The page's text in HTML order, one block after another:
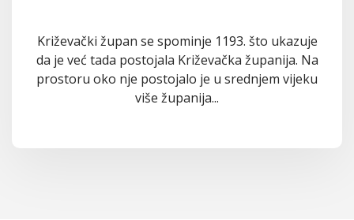
Križevački župan se spominje 1193. što ukazuje
da je već tada postojala Križevačka županija. Na
prostoru oko nje postojalo je u srednjem vijeku
više županija...